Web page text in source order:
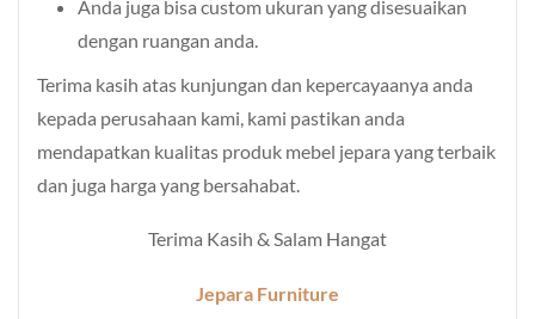
Anda juga bisa custom ukuran yang disesuaikan
dengan ruangan anda.
Terima kasih atas kunjungan dan kepercayaanya anda
kepada perusahaan kami, kami pastikan anda
mendapatkan kualitas produk mebel jepara yang terbaik
dan juga harga yang bersahabat.
Terima Kasih & Salam Hangat
Jepara Furniture